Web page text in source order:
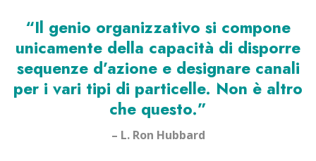
“Il genio organizzativo si compone
unicamente della capacità di disporre
sequenze d’azione e designare canali
per i vari tipi di particelle. Non è altro
che questo.”
– L. Ron Hubbard